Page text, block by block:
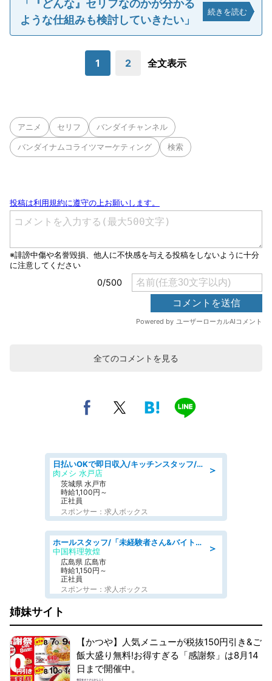
「『どんな』セリフなのかが分かる
ような仕組みも検討していきたい」
続きを読む
1 2 全文表示
アニメ セリフ バンダイチャンネル
バンダイナムコライツマーケティング 検索
全てのコメントを見る
＞
日払いOKで即日収入/キッチンスタッフ/「原付免許必須」デリバリー業務など、自己成長可能な幅広い仕事に挑戦!髪型自由&ピアス・ネイルOK/茨城県/水戸市
肉メシ 水戸店
茨城県 水戸市
時給1,100円～
正社員
スポンサー：求人ボックス
＞
ホールスタッフ/「未経験者さん&バイトデビューも大歓迎」残業ほぼなし×1日3時間〜勤務OK!フォロー体制も充実/広島県/広島市南区
中国料理敦煌
広島県 広島市
時給1,150円～
正社員
スポンサー：求人ボックス
姉妹サイト
【かつや】人気メニューが税抜150円引き&ご
飯大盛り無料!お得すぎる「感謝祭」は8月14
日まで開催中。